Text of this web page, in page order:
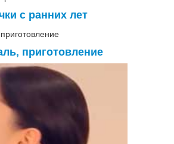
с ранних лет
приготовление